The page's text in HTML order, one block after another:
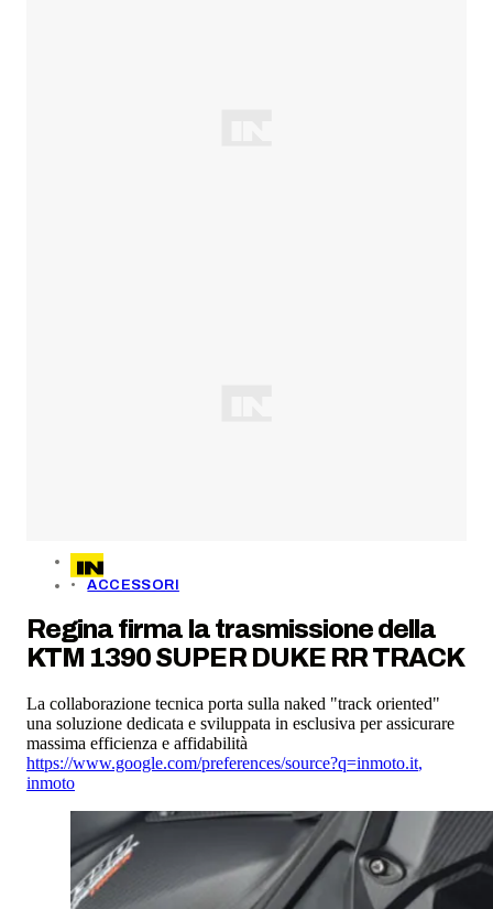
ACCESSORI
Regina firma la trasmissione della
KTM 1390 SUPER DUKE RR TRACK
La collaborazione tecnica porta sulla naked "track oriented"
una soluzione dedicata e sviluppata in esclusiva per assicurare
massima efficienza e affidabilità
https://www.google.com/preferences/source?q=inmoto.it,
inmoto